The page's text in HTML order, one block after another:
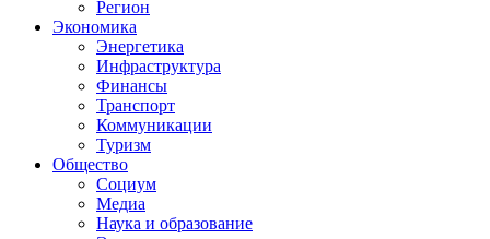
Регион
Экономика
Энергетика
Инфраструктура
Финансы
Транспорт
Коммуникации
Туризм
Общество
Социум
Медиа
Наука и образование